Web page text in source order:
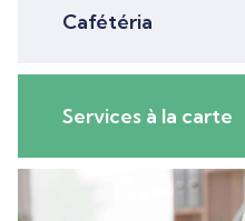
Cafétéria
Services à la carte